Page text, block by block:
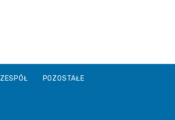
ZESPÓŁ POZOSTAŁE